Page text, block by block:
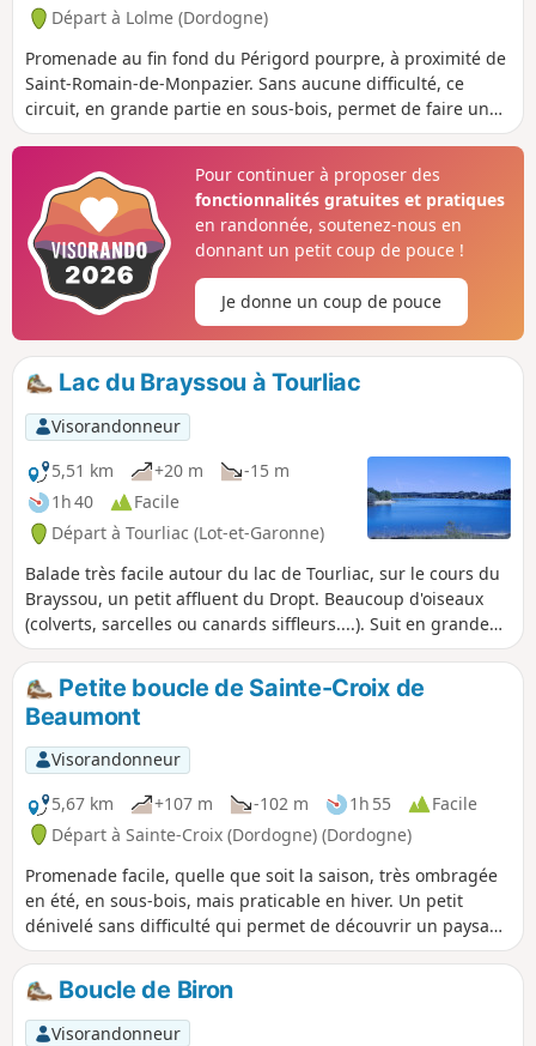
Départ à Lolme (Dordogne)
Promenade au fin fond du Périgord pourpre, à proximité de
Saint-Romain-de-Monpazier. Sans aucune difficulté, ce
circuit, en grande partie en sous-bois, permet de faire une
petite boucle au sein d'une nature préservée dans un
années. Idéal avec des enfants.Pour continuer à proposer des
fonctionnalités gratuites et pratiques
en randonnée, soutenez-nous en
donnant un petit coup de pouce !
Je donne un coup de pouce
Lac du Brayssou à Tourliac
Visorandonneur
5,51 km
+20 m
-15 m
1h 40
Facile
Départ à Tourliac (Lot-et-Garonne)
Balade très facile autour du lac de Tourliac, sur le cours du
Brayssou, un petit affluent du Dropt. Beaucoup d'oiseaux
(colverts, sarcelles ou canards siffleurs....). Suit en grande
partie la courbe de niveau sur un chemin réservé aux
piétons. Comme il s'agit d'un lac de réserve, la balade est
plus agréable au printemps, quand le lac est plein.
Petite boucle de Sainte-Croix de
Beaumont
Visorandonneur
5,67 km
+107 m -102 m 1h 55
Facile
Départ à Sainte-Croix (Dordogne) (Dordogne)
Promenade facile, quelle que soit la saison, très ombragée
en été, en sous-bois, mais praticable en hiver. Un petit
dénivelé sans difficulté qui permet de découvrir un paysage
typique du sud Périgord : petite vallée, sous-bois de chênes
et châtaigniers, maison de pierre avec toits périgourdins,
parc avec un château (ne se visite pas) et petite église du
XIIe siècle.
Boucle de Biron
Visorandonneur